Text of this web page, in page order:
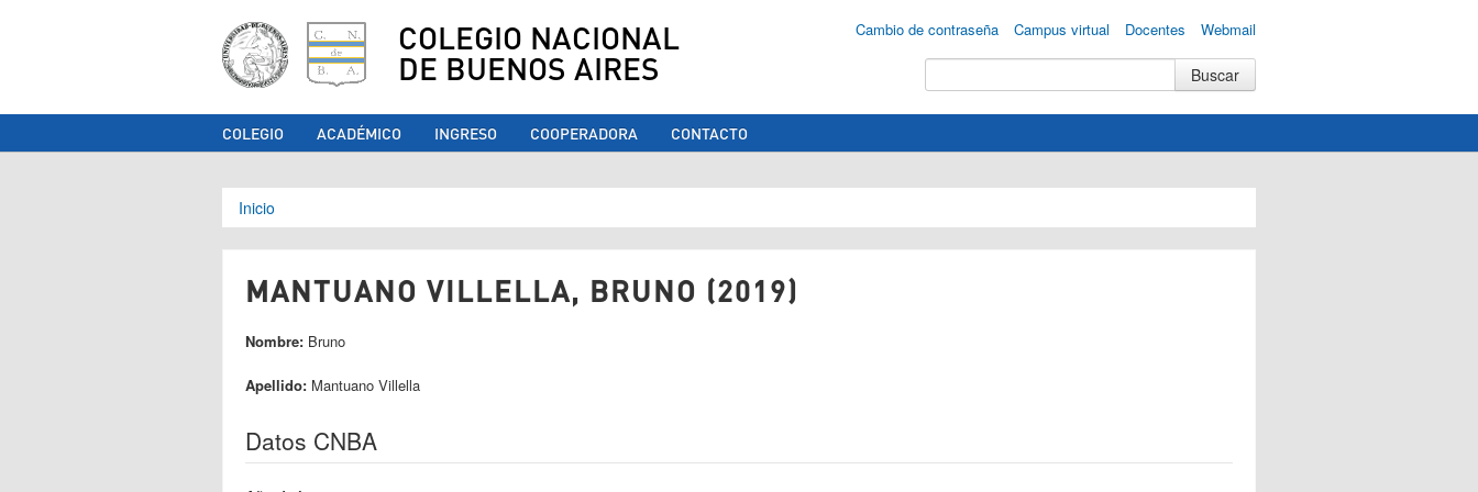
COLEGIO NACIONAL
DE BUENOS AIRES
Cambio de contraseña Campus virtual Docentes Webmail
COLEGIO ACADÉMICO INGRESO COOPERADORA CONTACTO
Se encuentra usted aquí
Inicio
MANTUANO VILLELLA, BRUNO (2019)
Nombre: Bruno
Apellido: Mantuano Villella
Datos CNBA